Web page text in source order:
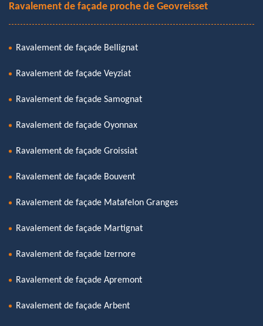
Ravalement de façade proche de Geovreisset
Ravalement de façade Bellignat
Ravalement de façade Veyziat
Ravalement de façade Samognat
Ravalement de façade Oyonnax
Ravalement de façade Groissiat
Ravalement de façade Bouvent
Ravalement de façade Matafelon Granges
Ravalement de façade Martignat
Ravalement de façade Izernore
Ravalement de façade Apremont
Ravalement de façade Arbent